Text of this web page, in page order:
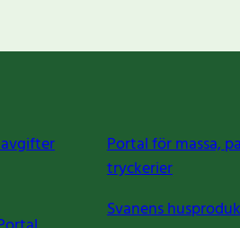
Portal för massa,
tryckerier
Svanens